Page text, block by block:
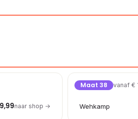
naar shop →
Maat 38 vanaf €
Wehkamp